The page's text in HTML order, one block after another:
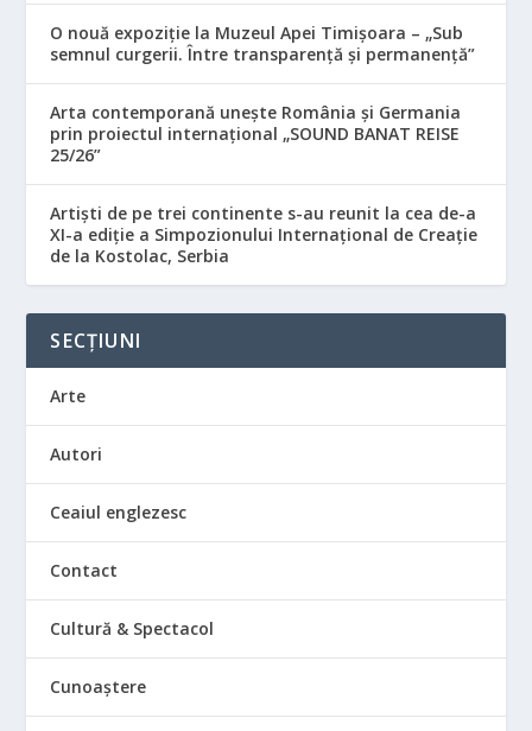
O nouă expoziție la Muzeul Apei Timișoara – „Sub
semnul curgerii. Între transparență și permanență”
Arta contemporană unește România și Germania
prin proiectul internațional „SOUND BANAT REISE
25/26”
Artiști de pe trei continente s-au reunit la cea de-a
XI-a ediție a Simpozionului Internațional de Creație
de la Kostolac, Serbia
SECȚIUNI
Arte
Autori
Ceaiul englezesc
Contact
Cultură & Spectacol
Cunoaștere